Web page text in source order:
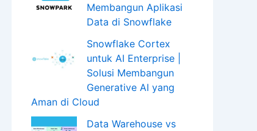
Membangun Aplikasi
Data di Snowflake
Snowflake Cortex
untuk AI Enterprise |
Solusi Membangun
Generative AI yang
Aman di Cloud
Data Warehouse vs